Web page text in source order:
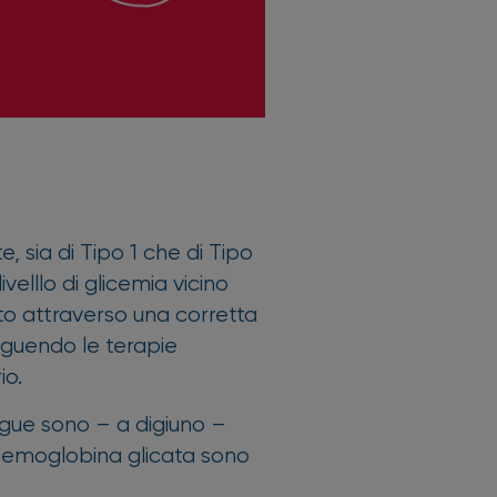
sia di Tipo 1 che di Tipo
di glicemia vicino
attraverso una corretta
le terapie
sono – a digiuno –
glicata sono